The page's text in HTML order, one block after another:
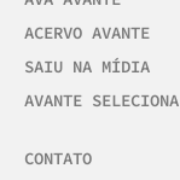
ACERVO AVANTE
SAIU NA MÍDIA
AVANTE SELECIONA
CONTATO